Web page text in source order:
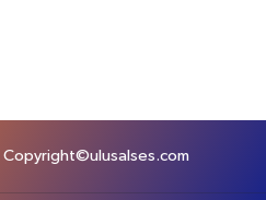
Copyright©ulusalses.com